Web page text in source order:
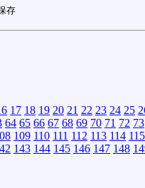
存
17 18 19 20 21 22 23 24 25
64 65 66 67 68 69 70 71 72 73
109 110 111 112 113 114 115
143 144 145 146 147 148